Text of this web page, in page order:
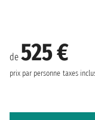
de 525 €
prix par personne taxes